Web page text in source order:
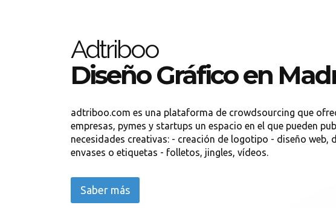
Adtriboo
Diseño Gráfico en
adtriboo.com es una plataforma de crowdsourcing que
empresas, pymes y startups un espacio en el que pueden
necesidades creativas: - creación de logotipo - diseño web,
envases o etiquetas - folletos, jingles, vídeos.
Saber más